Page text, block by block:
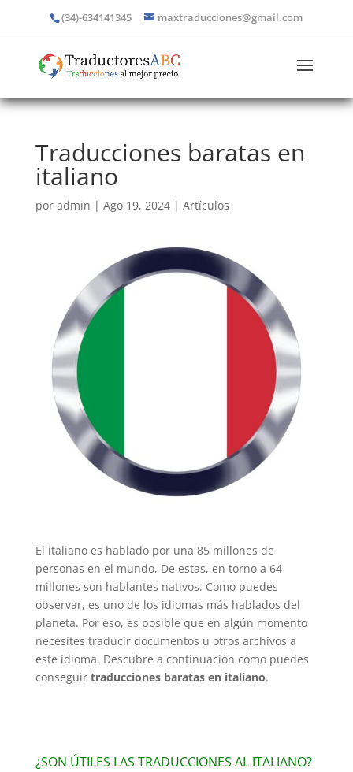
(34)-634141345 maxtraducciones@gmail.com
Traducciones baratas en
italiano
por admin | Ago 19, 2024| Artículos
El italiano es hablado por una 85 millones de
personas en el mundo, De estas, en torno a 64
millones son hablantes nativos. Como puedes
observar, es uno de los idiomas más hablados del
planeta. Por eso, es posible que en algún momento
necesites traducir documentos u otros archivos a
este idioma. Descubre a continuación cómo puedes
conseguir traducciones baratas en italiano.
¿SON ÚTILES LAS TRADUCCIONES AL ITALIANO?